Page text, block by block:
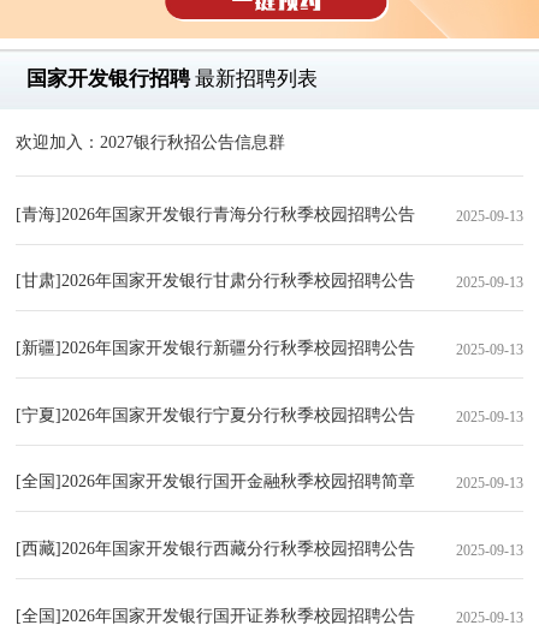
国家开发银行招聘最新招聘列表
欢迎加入：2027银行秋招公告信息群
[青海]2026年国家开发银行青海分行秋季校园招聘公告 2025-09-13
[甘肃]2026年国家开发银行甘肃分行秋季校园招聘公告 2025-09-13
[新疆]2026年国家开发银行新疆分行秋季校园招聘公告 2025-09-13
[宁夏]2026年国家开发银行宁夏分行秋季校园招聘公告 2025-09-13
[全国]2026年国家开发银行国开金融秋季校园招聘简章 2025-09-13
[西藏]2026年国家开发银行西藏分行秋季校园招聘公告 2025-09-13
[全国]2026年国家开发银行国开证券秋季校园招聘公告 2025-09-13